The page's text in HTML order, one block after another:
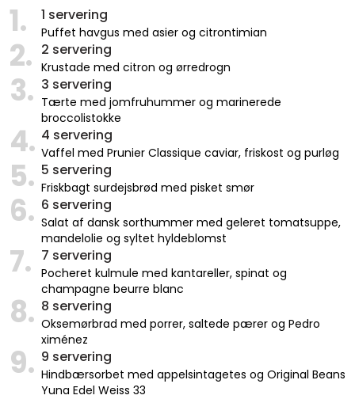
1. 1 servering
Puffet havgus med asier og citrontimian
2. 2 servering
Krustade med citron og ørredrogn
3. 3 servering
Tærte med jomfruhummer og marinerede
broccolistokke
4. 4 servering
Vaffel med Prunier Classique caviar, friskost og purløg
5. 5 servering
Friskbagt surdejsbrød med pisket smør
6. 6 servering
Salat af dansk sorthummer med geleret tomatsuppe,
mandelolie og syltet hyldeblomst
7. 7 servering
Pocheret kulmule med kantareller, spinat og
champagne beurre blanc
8. 8 servering
Oksemørbrad med porrer, saltede pærer og Pedro
ximénez
9. 9 servering
Hindbærsorbet med appelsintagetes og Original Beans
Yuna Edel Weiss 33